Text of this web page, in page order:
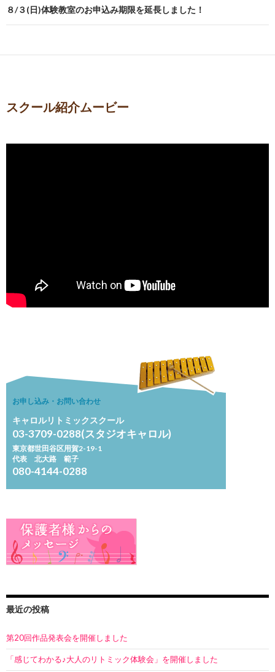
８/３(日)体験教室のお申込み期限を延長しました！
スクール紹介ムービー
お申し込み・お問い合わせ
キャロルリトミックスクール
03-3709-0288(スタジオキャロル)
東京都世田谷区用賀2-19-1
代表 北大路 範子
080-4144-0288
最近の投稿
第20回作品発表会を開催しました
「感じてわかる♪大人のリトミック体験会」を開催しました